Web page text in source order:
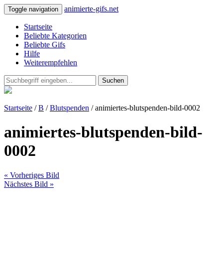
Toggle navigation animierte-gifs.net
Startseite
Beliebte Kategorien
Beliebte Gifs
Hilfe
Weiterempfehlen
Suchen
Startseite /B /Blutspenden / animiertes-blutspenden-bild-0002
animiertes-blutspenden-bild-
0002
« Vorheriges Bild
Nächstes Bild »